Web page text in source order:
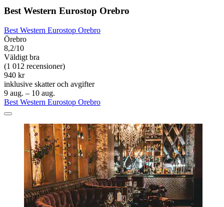
Best Western Eurostop Orebro
Best Western Eurostop Orebro
Örebro
8,2/10
Väldigt bra
(1 012 recensioner)
940 kr
inklusive skatter och avgifter
9 aug. – 10 aug.
Best Western Eurostop Orebro